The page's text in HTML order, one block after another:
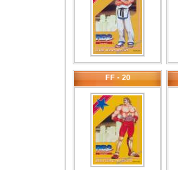
FF - 20